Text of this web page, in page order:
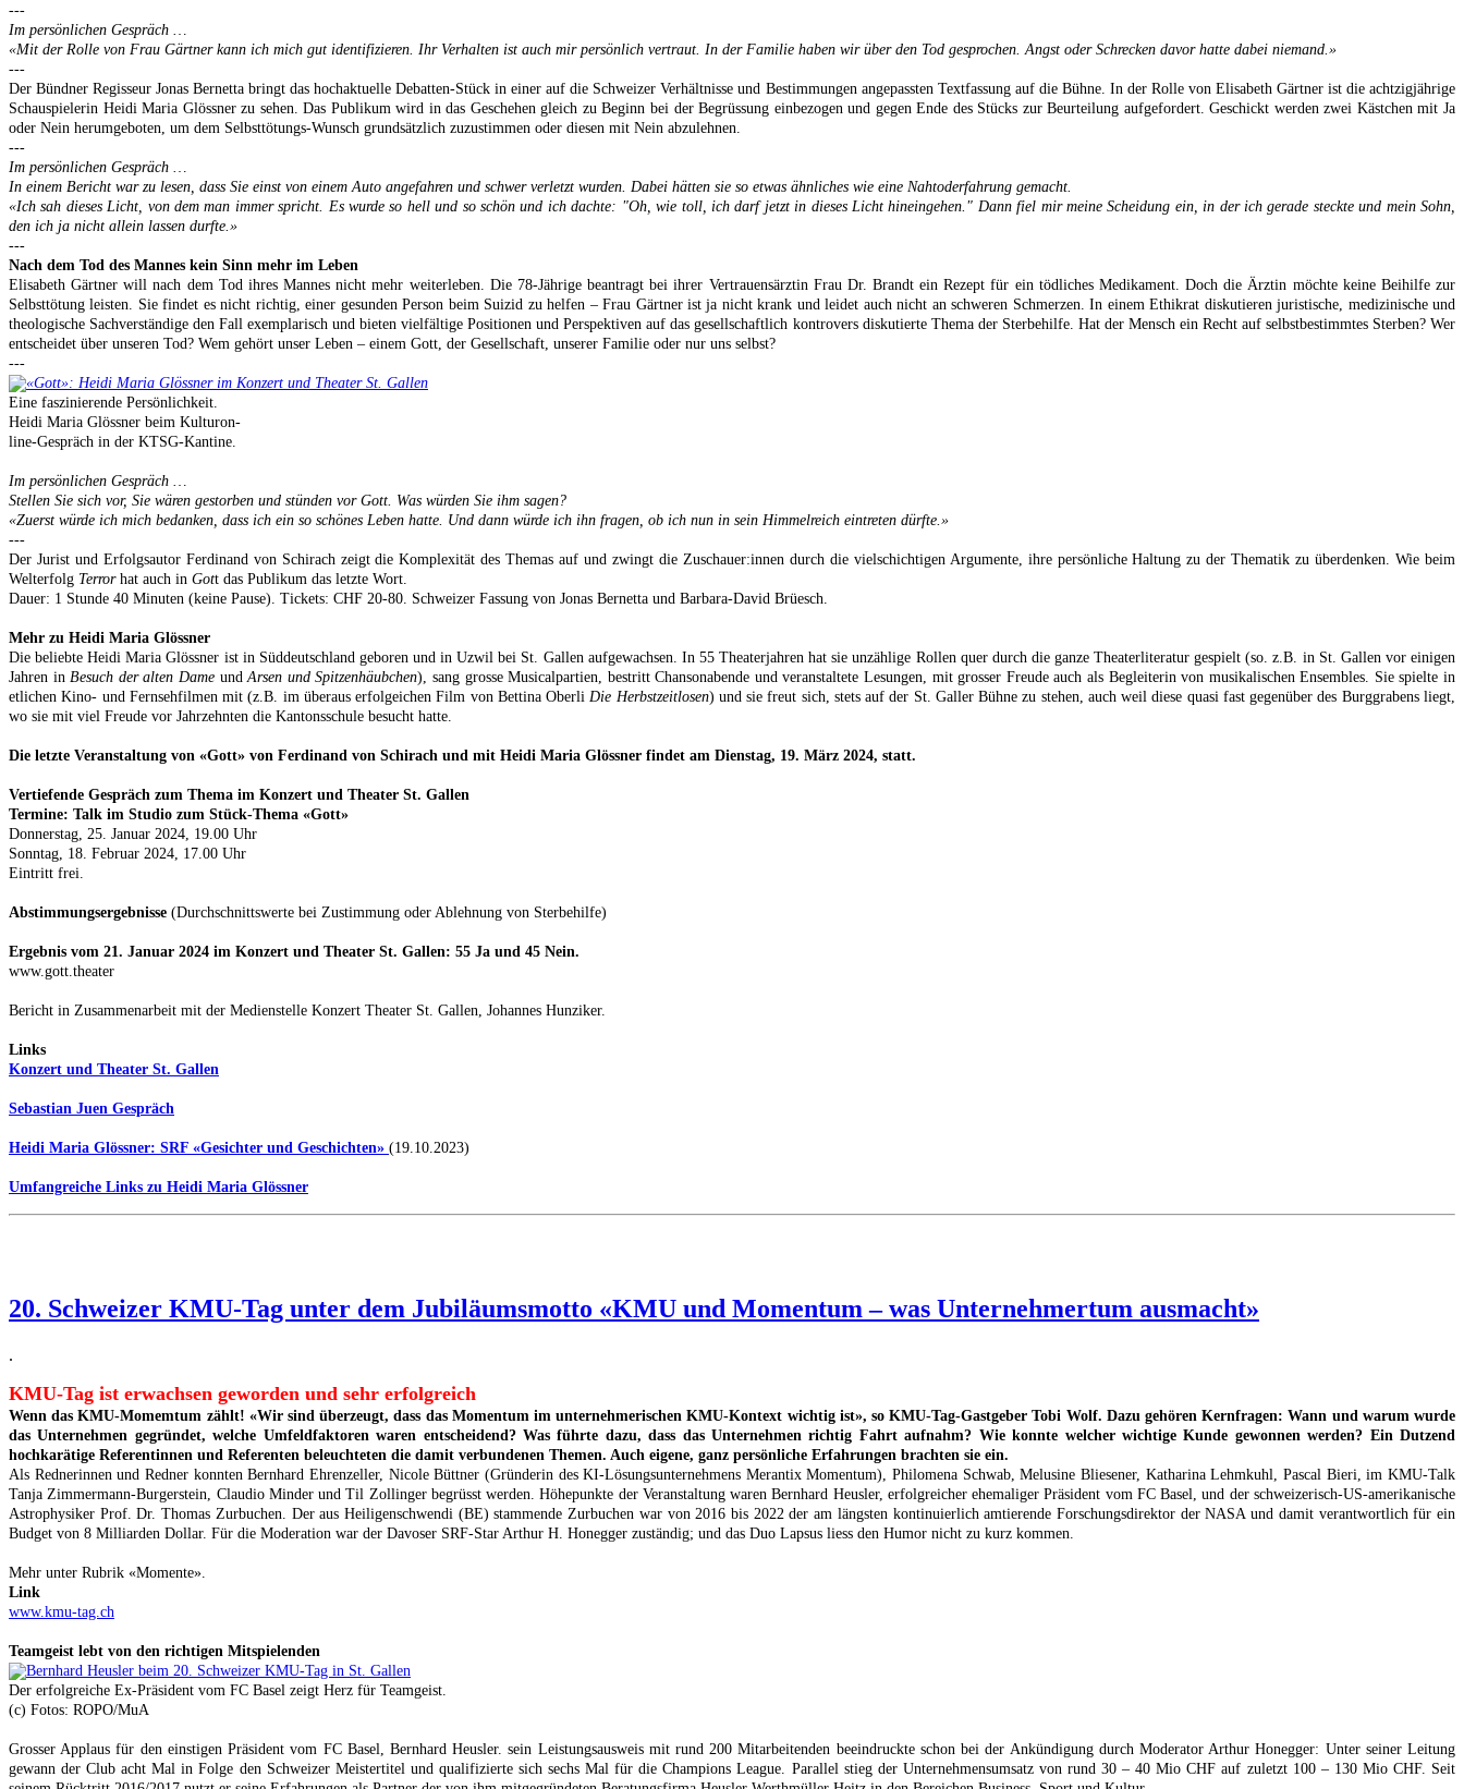
---
Im persönlichen Gespräch …
«Mit der Rolle von Frau Gärtner kann ich mich gut identifizieren. Ihr Verhalten ist auch mir persönlich vertraut. In der Familie haben wir über den Tod gesprochen. Angst oder Schrecken davor hatte dabei niemand.»
---
Der Bündner Regisseur Jonas Bernetta bringt das hochaktuelle Debatten-Stück in einer auf die Schweizer Verhältnisse und Bestimmungen angepassten Textfassung auf die Bühne. In der Rolle von Elisabeth Gärtner ist die achtzigjährige
Schauspielerin Heidi Maria Glössner zu sehen. Das Publikum wird in das Geschehen gleich zu Beginn bei der Begrüssung einbezogen und gegen Ende des Stücks zur Beurteilung aufgefordert. Geschickt werden zwei Kästchen mit Ja
oder Nein herumgeboten, um dem Selbsttötungs-Wunsch grundsätzlich zuzustimmen oder diesen mit Nein abzulehnen.
---
Im persönlichen Gespräch …
In einem Bericht war zu lesen, dass Sie einst von einem Auto angefahren und schwer verletzt wurden. Dabei hätten sie so etwas ähnliches wie eine Nahtoderfahrung gemacht.
«Ich sah dieses Licht, von dem man immer spricht. Es wurde so hell und so schön und ich dachte: "Oh, wie toll, ich darf jetzt in dieses Licht hineingehen." Dann fiel mir meine Scheidung ein, in der ich gerade steckte und mein Sohn,
den ich ja nicht allein lassen durfte.»
---
Nach dem Tod des Mannes kein Sinn mehr im Leben
Elisabeth Gärtner will nach dem Tod ihres Mannes nicht mehr weiterleben. Die 78-Jährige beantragt bei ihrer Vertrauensärztin Frau Dr. Brandt ein Rezept für ein tödliches Medikament. Doch die Ärztin möchte keine Beihilfe zur
Selbsttötung leisten. Sie findet es nicht richtig, einer gesunden Person beim Suizid zu helfen – Frau Gärtner ist ja nicht krank und leidet auch nicht an schweren Schmerzen. In einem Ethikrat diskutieren juristische, medizinische und
theologische Sachverständige den Fall exemplarisch und bieten vielfältige Positionen und Perspektiven auf das gesellschaftlich kontrovers diskutierte Thema der Sterbehilfe. Hat der Mensch ein Recht auf selbstbestimmtes Sterben? Wer
entscheidet über unseren Tod? Wem gehört unser Leben – einem Gott, der Gesellschaft, unserer Familie oder nur uns selbst?
---
Eine faszinierende Persönlichkeit.
Heidi Maria Glössner beim Kulturon-
line-Gespräch in der KTSG-Kantine.
Im persönlichen Gespräch …
Stellen Sie sich vor, Sie wären gestorben und stünden vor Gott. Was würden Sie ihm sagen?
«Zuerst würde ich mich bedanken, dass ich ein so schönes Leben hatte. Und dann würde ich ihn fragen, ob ich nun in sein Himmelreich eintreten dürfte.»
---
Der Jurist und Erfolgsautor Ferdinand von Schirach zeigt die Komplexität des Themas auf und zwingt die Zuschauer:innen durch die vielschichtigen Argumente, ihre persönliche Haltung zu der Thematik zu überdenken. Wie beim
Welterfolg Terrorhat auch in Gott das Publikum das letzte Wort.
Dauer: 1 Stunde 40 Minuten (keine Pause). Tickets: CHF 20-80. Schweizer Fassung von Jonas Bernetta und Barbara-David Brüesch.
Mehr zu Heidi Maria Glössner
Die beliebte Heidi Maria Glössner ist in Süddeutschland geboren und in Uzwil bei St. Gallen aufgewachsen. In 55 Theaterjahren hat sie unzählige Rollen quer durch die ganze Theaterliteratur gespielt (so. z.B. in St. Gallen vor einigen
Jahren in Besuch der alten DameundArsen und Spitzenhäubchen), sang grosse Musicalpartien, bestritt Chansonabende und veranstaltete Lesungen, mit grosser Freude auch als Begleiterin von musikalischen Ensembles. Sie spielte in
etlichen Kino- und Fernsehfilmen mit (z.B. im überaus erfolgeichen Film von Bettina Oberli Die Herbstzeitlosen) und sie freut sich, stets auf der St. Galler Bühne zu stehen, auch weil diese quasi fast gegenüber des Burggrabens liegt,
wo sie mit viel Freude vor Jahrzehnten die Kantonsschule besucht hatte.
Die letzte Veranstaltung von «Gott» von Ferdinand von Schirach und mit Heidi Maria Glössner findet am Dienstag, 19. März 2024, statt.
Vertiefende Gespräch zum Thema im Konzert und Theater St. Gallen
Termine: Talk im Studio zum Stück-Thema «Gott»
Donnerstag, 25. Januar 2024, 19.00 Uhr
Sonntag, 18. Februar 2024, 17.00 Uhr
Eintritt frei.
Abstimmungsergebnisse (Durchschnittswerte bei Zustimmung oder Ablehnung von Sterbehilfe)
Ergebnis vom 21. Januar 2024 im Konzert und Theater St. Gallen: 55 Ja und 45 Nein.
www.gott.theater
Bericht in Zusammenarbeit mit der Medienstelle Konzert Theater St. Gallen, Johannes Hunziker.
Links
Konzert und Theater St. Gallen
Sebastian Juen Gespräch
Heidi Maria Glössner: SRF «Gesichter und Geschichten» (19.10.2023)
Umfangreiche Links zu Heidi Maria Glössner
20. Schweizer KMU-Tag unter dem Jubiläumsmotto «KMU und Momentum – was Unternehmertum ausmacht»
.
KMU-Tag ist erwachsen geworden und sehr erfolgreich
Wenn das KMU-Momemtum zählt! «Wir sind überzeugt, dass das Momentum im unternehmerischen KMU-Kontext wichtig ist», so KMU-Tag-Gastgeber Tobi Wolf. Dazu gehören Kernfragen: Wann und warum wurde
das Unternehmen gegründet, welche Umfeldfaktoren waren entscheidend? Was führte dazu, dass das Unternehmen richtig Fahrt aufnahm? Wie konnte welcher wichtige Kunde gewonnen werden? Ein Dutzend
hochkarätige Referentinnen und Referenten beleuchteten die damit verbundenen Themen. Auch eigene, ganz persönliche Erfahrungen brachten sie ein.
Als Rednerinnen und Redner konnten Bernhard Ehrenzeller, Nicole Büttner (Gründerin des KI-Lösungsunternehmens Merantix Momentum), Philomena Schwab, Melusine Bliesener, Katharina Lehmkuhl, Pascal Bieri, im KMU-Talk
Tanja Zimmermann-Burgerstein, Claudio Minder und Til Zollinger begrüsst werden. Höhepunkte der Veranstaltung waren Bernhard Heusler, erfolgreicher ehemaliger Präsident vom FC Basel, und der schweizerisch-US-amerikanische
Astrophysiker Prof. Dr. Thomas Zurbuchen. Der aus Heiligenschwendi (BE) stammende Zurbuchen war von 2016 bis 2022 der am längsten kontinuierlich amtierende Forschungsdirektor der NASA und damit verantwortlich für ein
Budget von 8 Milliarden Dollar. Für die Moderation war der Davoser SRF-Star Arthur H. Honegger zuständig; und das Duo Lapsus liess den Humor nicht zu kurz kommen.
Mehr unter Rubrik «Momente».
Link
www.kmu-tag.ch
Teamgeist lebt von den richtigen Mitspielenden
Der erfolgreiche Ex-Präsident vom FC Basel zeigt Herz für Teamgeist.
(c) Fotos: ROPO/MuA
Grosser Applaus für den einstigen Präsident vom FC Basel, Bernhard Heusler. sein Leistungsausweis mit rund 200 Mitarbeitenden beeindruckte schon bei der Ankündigung durch Moderator Arthur Honegger: Unter seiner Leitung
gewann der Club acht Mal in Folge den Schweizer Meistertitel und qualifizierte sich sechs Mal für die Champions League. Parallel stieg der Unternehmensumsatz von rund 30 – 40 Mio CHF auf zuletzt 100 – 130 Mio CHF. Seit